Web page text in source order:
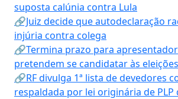
suposta calúnia contra Lula
🔗Juiz decide que autodeclaração
injúria contra colega
🔗Termina prazo para
pretendem se candidatar às
🔗RF divulga 1ª lista de devedores
respaldada por lei originária de PLP